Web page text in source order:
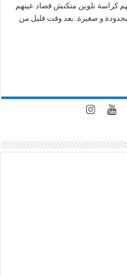
كراسة تلوين متكنش قصاد عينهم
و صغيرة..بعد وقت قليل من